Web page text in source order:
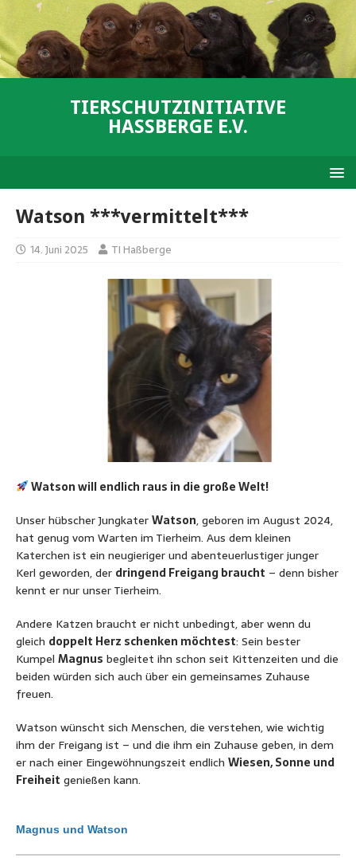
TIERSCHUTZINITIATIVE
HASSBERGE E.V.
Watson ***vermittelt***
14. Juni 2025 TI Haßberge
Watson will endlich raus in die große Welt!
Unser hübscher JungkaterWatson, geboren im August 2024,
hat genug vom Warten im Tierheim. Aus dem kleinen
Katerchen ist ein neugieriger und abenteuerlustiger junger
Kerl geworden, der dringend Freigang braucht – denn bisher
kennt er nur unser Tierheim.
Andere Katzen braucht er nicht unbedingt, aber wenn du
gleich doppelt Herz schenken möchtest: Sein bester
Kumpel Magnus begleitet ihn schon seit Kittenzeiten und die
beiden würden sich auch über ein gemeinsames Zuhause
freuen.
Watson wünscht sich Menschen, die verstehen, wie wichtig
ihm der Freigang ist – und die ihm ein Zuhause geben, in dem
er nach einer Eingewöhnungszeit endlich Wiesen, Sonne und
Freiheit genießen kann.
Magnus und Watson